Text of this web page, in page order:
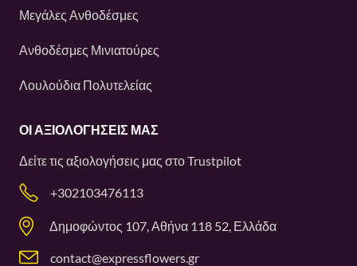
Μεγάλες Ανθοδέσμες
Ανθοδέσμες Μινιατούρες
Λουλούδια Πολυτελείας
ΟΙ ΑΞΙΟΛΟΓΉΣΕΙΣ ΜΑΣ
Δείτε τις αξιολογήσεις μας στοTrustpilot
+302103476113
Δημοφώντος 107, Αθήνα 118 52, Ελλάδα
contact@expressflowers.gr